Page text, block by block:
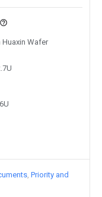
Wafer
Priority and